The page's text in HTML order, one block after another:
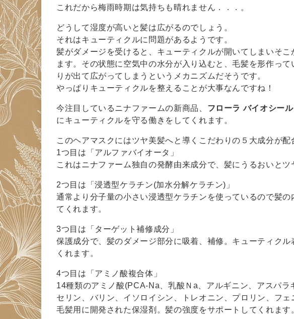
これだから梅雨時期は気持ちも晴れません．．．。
どうして湿度が高いと髪は広がるのでしょう。
それはキューティクルに問題があるようです。
髪がダメージを受けると、キューティクルが開いてしまいそ
ます。その状態に空気中の水分が入り込むと、毛髪を形作っ
りが出て広がってしまうというメカニズムだそうです。
やっぱりキューティクルを整えることが大事なんですね！
今注目しているニナファームの新商品、 フローラ バイオシー
にキューティクルを守る働きをしてくれます。
このヘアマスクにはツヤ美髪へと導くこだわりの５大成分が配
1つ目は「アルファバイオータ」
これはニナファーム独自の発酵由来成分で、髪にうるおいとツ
2つ目は「浸透型ケラチン(加水分解ケラチン)」
通常より分子量の小さい浸透型ケラチンを使っているので髪
てくれます。
3つ目は「ターゲット補修成分」
保護成分で、髪のダメージ部分に吸着、補修。キューティク
くれます。
4つ目は「アミノ酸複合体」
14種類のアミノ酸(PCA-Na、乳酸Ｎa、アルギニン、アスパラ
セリン、バリン、イソロイシン、トレオニン、プロリン、フ
毛髪用に開発された保湿剤。髪の強度をサポートしてくれます